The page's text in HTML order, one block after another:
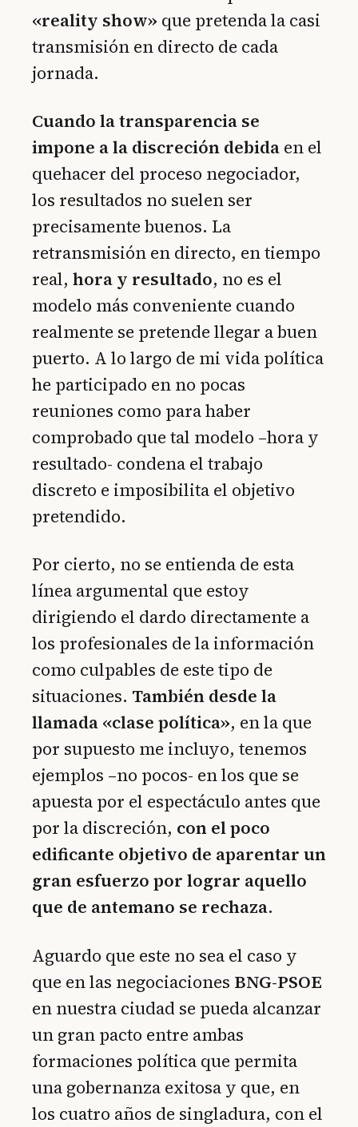
«reality show» que pretenda la casi
transmisión en directo de cada
jornada.
Cuando la transparencia se
impone a la discreción debida en el
quehacer del proceso negociador,
los resultados no suelen ser
precisamente buenos. La
retransmisión en directo, en tiempo
real, hora y resultado, no es el
modelo más conveniente cuando
realmente se pretende llegar a buen
puerto. A lo largo de mi vida política
he participado en no pocas
reuniones como para haber
comprobado que tal modelo –hora y
resultado- condena el trabajo
discreto e imposibilita el objetivo
pretendido.
Por cierto, no se entienda de esta
línea argumental que estoy
dirigiendo el dardo directamente a
los profesionales de la información
como culpables de este tipo de
situaciones. También desde la
llamada «clase política», en la que
por supuesto me incluyo, tenemos
ejemplos –no pocos- en los que se
apuesta por el espectáculo antes que
por la discreción, con el poco
edificante objetivo de aparentar un
gran esfuerzo por lograr aquello
que de antemano se rechaza.
Aguardo que este no sea el caso y
que en las negociaciones BNG-PSOE
en nuestra ciudad se pueda alcanzar
un gran pacto entre ambas
formaciones política que permita
una gobernanza exitosa y que, en
los cuatro años de singladura, con el